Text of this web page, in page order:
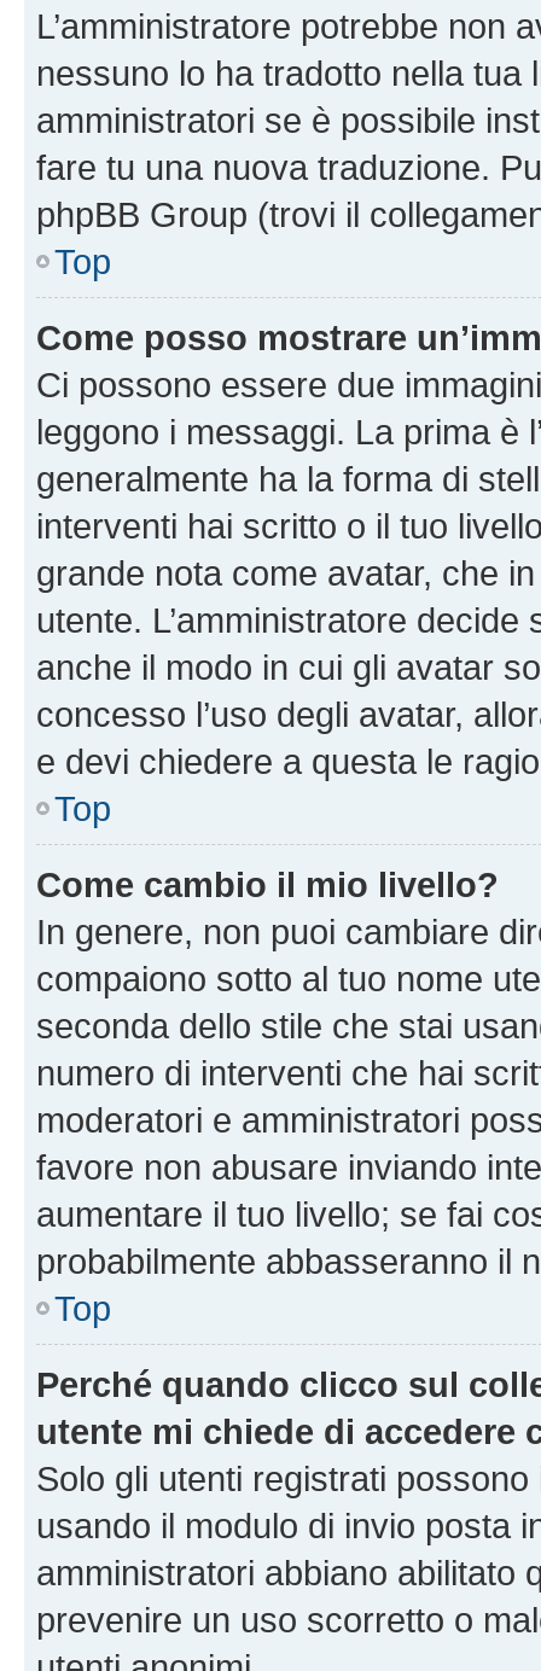
L’amministratore potrebbe non
nessuno lo ha tradotto nella tua
amministratori se è possibile
fare tu una nuova traduzione.
phpBB Group (trovi il
Top
Come posso mostrare
Ci possono essere due
leggono i messaggi. La prima è
generalmente ha la forma di
interventi hai scritto o il tuo
grande nota come avatar, che
utente. L’amministratore
anche il modo in cui gli avatar
concesso l’uso degli avatar,
e devi chiedere a questa le
Top
Come cambio il mio livello?
In genere, non puoi cambiare
compaiono sotto al tuo nome
seconda dello stile che stai
numero di interventi che hai
moderatori e amministratori
favore non abusare inviando
aumentare il tuo livello; se fai
probabilmente abbasseranno il
Top
Perché quando clicco sul
utente mi chiede di accedere
Solo gli utenti registrati
usando il modulo di invio posta
amministratori abbiano abilitato
prevenire un uso scorretto o